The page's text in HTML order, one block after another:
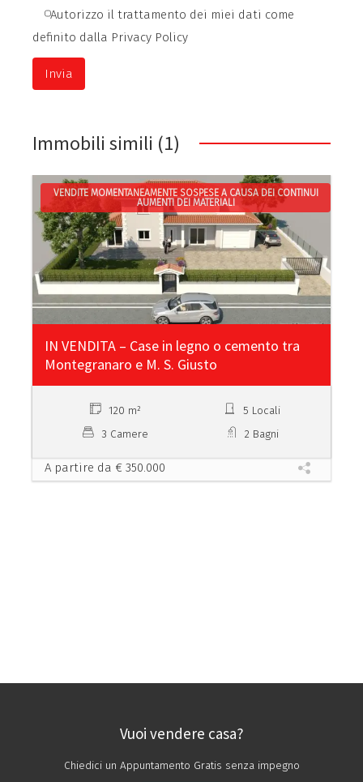
Autorizzo il trattamento dei miei dati come
definito dalla Privacy Policy
t
e
n
i
v
Immobili simili (1)
VENDITE MOMENTANEAMENTE SOSPESE A CAUSA DEI CONTINUI
AUMENTI DEI MATERIALI
IN VENDITA – Case in legno o cemento tra
Montegranaro e M. S. Giusto
120 m²
5 Locali
3 Camere
2 Bagni
A partire da € 350.000
Vuoi vendere casa?
Chiedici un Appuntamento Gratis senza impegno